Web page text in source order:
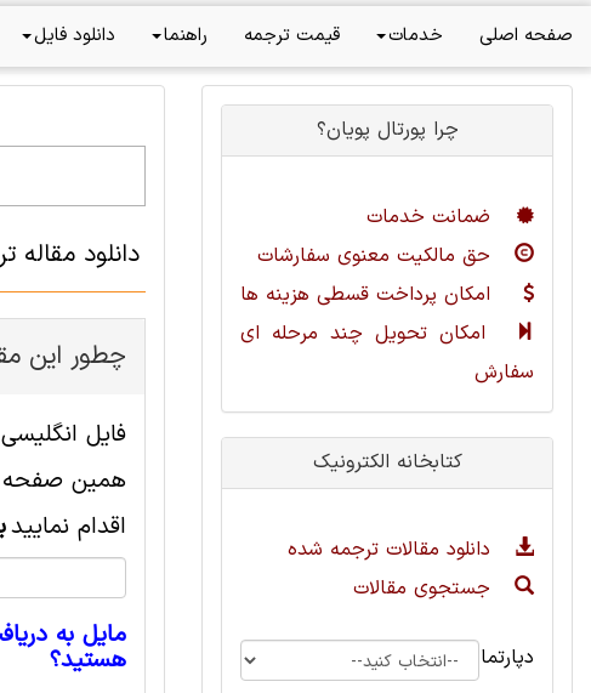
صفحه اصلی خدمات قیمت ترجمه راهنما دانلود فایل
دانلود
چطور این
همین صفحه
اقدام نمایید
مایل به
هستید؟
چرا پورتال پویان؟
ضمانت خدمات
حق مالکیت معنوی سفارشات
امکان پرداخت قسطی هزینه ها
امکان تحویل چند مرحله ای
سفارش
کتابخانه الکترونیک
دانلود مقالات ترجمه شده
جستجوی مقالات
دپارتمان